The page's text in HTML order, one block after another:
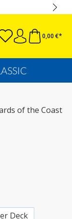
0,00 €*
of the Coast
Deck